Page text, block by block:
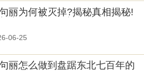
丽为何被灭掉?揭秘真相揭秘!
06-25
丽怎么做到盘踞东北七百年的